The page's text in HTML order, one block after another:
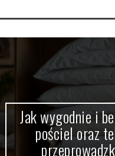
Jak wygodnie i
pościel oraz